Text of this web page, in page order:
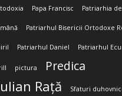
Papa Francisc Patriarhia
Patriarhul Bisericii Ortodoxe
Patriarhul Daniel Patriarhul
pictura Predica
Rață Sfaturi